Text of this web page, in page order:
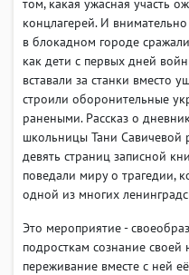
концлагерей. И
в блокадном городе
как дети с первых дней
вставали за станки вместо
строили оборонительные
ранеными. Рассказ о
школьницы Тани Савичевой
девять страниц записной
поведали миру о трагедии,
одной из многих
Это мероприятие -
подросткам сознание
переживание вместе с ней